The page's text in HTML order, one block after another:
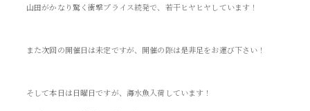
山田がかなり驚く衝撃プライス続発で、若干ヒヤヒヤしています！
また次回の開催日は未定ですが、開催の際は是非足をお運び下さい！
そして本日は日曜日ですが、海水魚入荷しています！